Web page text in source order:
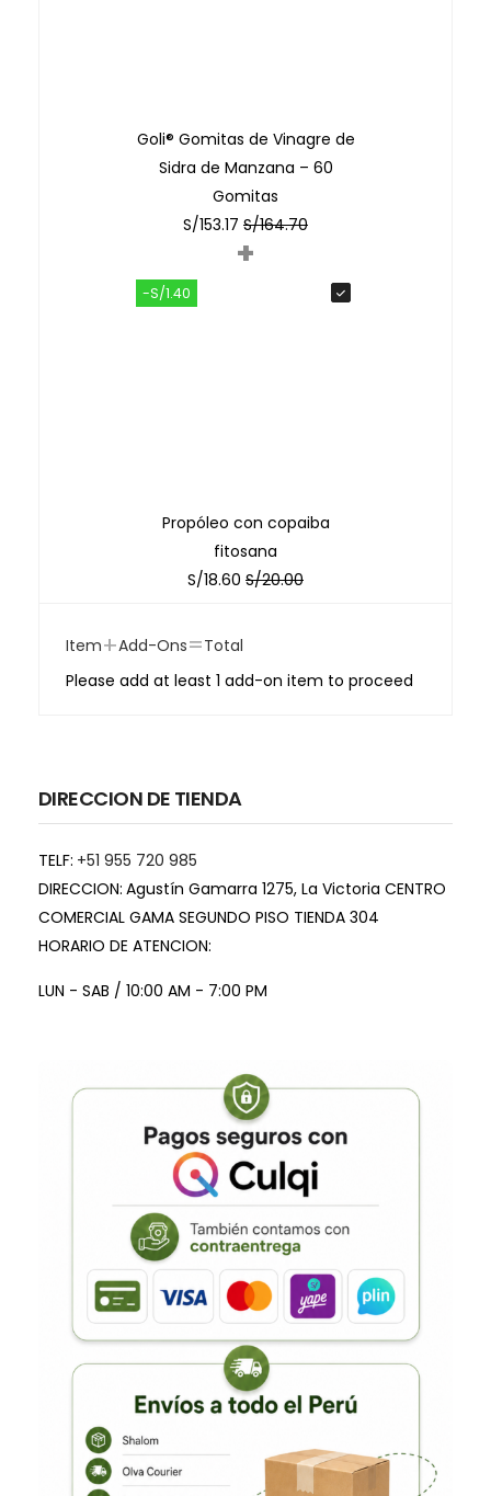
Goli® Gomitas de Vinagre de
Sidra de Manzana – 60
Gomitas
S/153.17 S/164.70
+
-S/1.40
Propóleo con copaiba
fitosana
S/18.60 S/20.00
Item+Add-Ons=Total
Please add at least 1 add-on item to proceed
DIRECCION DE TIENDA
TELF: +51 955 720 985
DIRECCION: Agustín Gamarra 1275, La Victoria CENTRO
COMERCIAL GAMA SEGUNDO PISO TIENDA 304
HORARIO DE ATENCION:
LUN - SAB / 10:00 AM - 7:00 PM